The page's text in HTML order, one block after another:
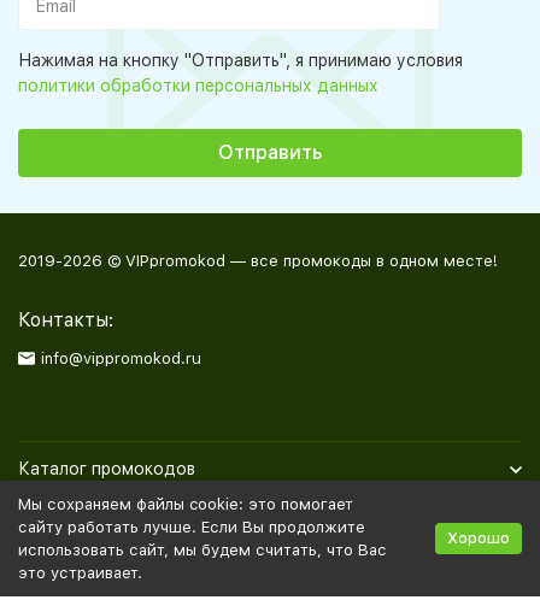
Нажимая на кнопку "Отправить", я принимаю условия
политики обработки персональных данных
2019-2026 © VIPpromokod — все промокоды в одном месте!
Контакты:
info@vippromokod.ru
Каталог промокодов
Полезная информация
Мы сохраняем файлы cookie: это помогает
сайту работать лучше. Если Вы продолжите
использовать сайт, мы будем считать, что Вас
это устраивает.
Хорошо